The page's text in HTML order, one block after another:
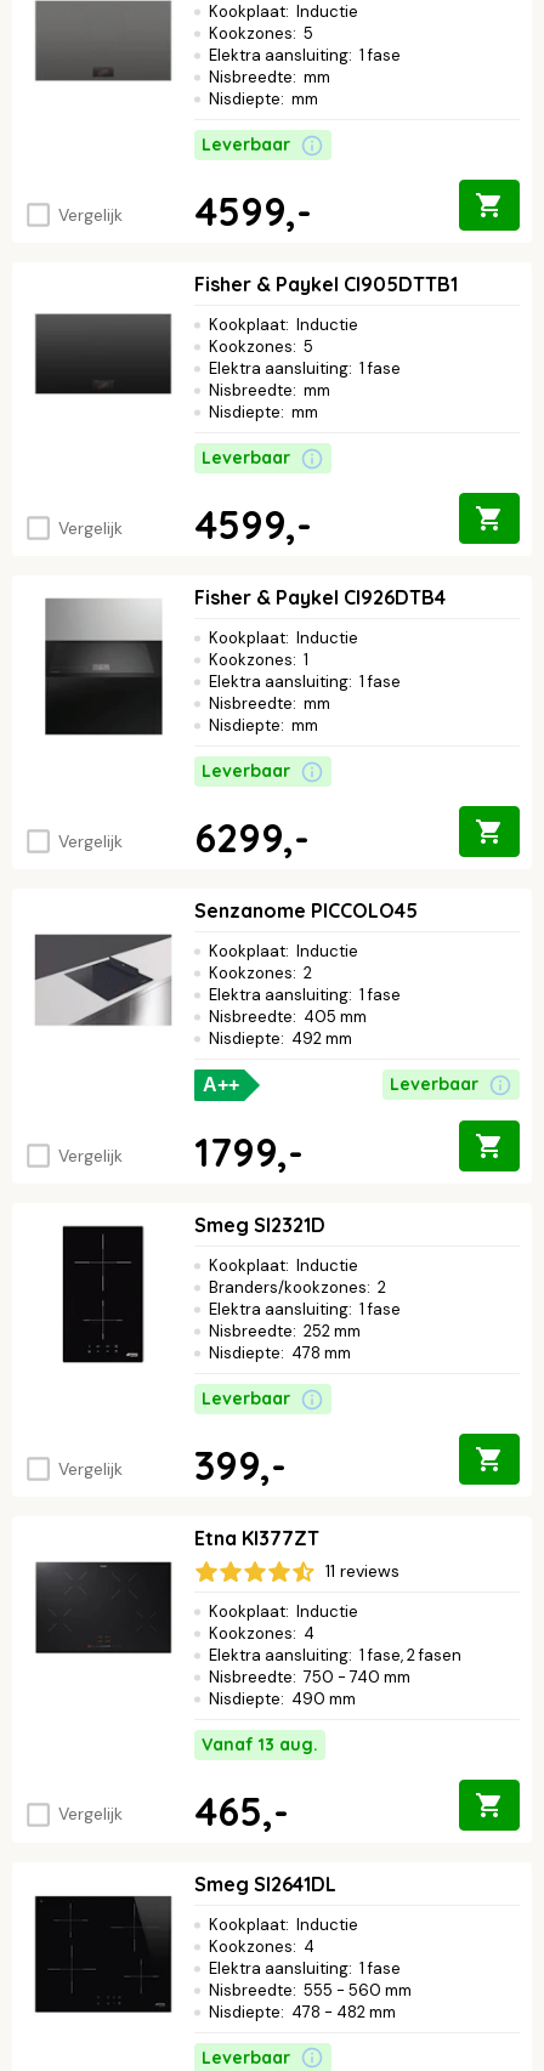
Vergelijk
Kookplaat: Inductie
Kookzones: 5
Elektra aansluiting: 1 fase
Nisbreedte: mm
Nisdiepte: mm
Leverbaar
4599,-
Vergelijk
Fisher & Paykel CI905DTTB1
Kookplaat: Inductie
Kookzones: 5
Elektra aansluiting: 1 fase
Nisbreedte: mm
Nisdiepte: mm
Leverbaar
4599,-
Vergelijk
Fisher & Paykel CI926DTB4
Kookplaat: Inductie
Kookzones: 1
Elektra aansluiting: 1 fase
Nisbreedte: mm
Nisdiepte: mm
Leverbaar
6299,-
Vergelijk
Senzanome PICCOLO45
Kookplaat: Inductie
Kookzones: 2
Elektra aansluiting: 1 fase
Nisbreedte: 405 mm
Nisdiepte: 492 mm
A++ Leverbaar
1799,-
Vergelijk
Smeg SI2321D
Kookplaat: Inductie
Branders/kookzones: 2
Elektra aansluiting: 1 fase
Nisbreedte: 252 mm
Nisdiepte: 478 mm
Leverbaar
399,-
Vergelijk
Etna KI377ZT
11 reviews
Kookplaat: Inductie
Kookzones: 4
Elektra aansluiting: 1 fase, 2 fasen
Nisbreedte: 750 - 740 mm
Nisdiepte: 490 mm
Vanaf 13 aug.
465,-
Smeg SI2641DL
Kookplaat: Inductie
Kookzones: 4
Elektra aansluiting: 1 fase
Nisbreedte: 555 - 560 mm
Nisdiepte: 478 - 482 mm
Leverbaar